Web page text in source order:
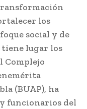
los
social y de
lugar los
Complejo
(BUAP), ha
funcionarios del